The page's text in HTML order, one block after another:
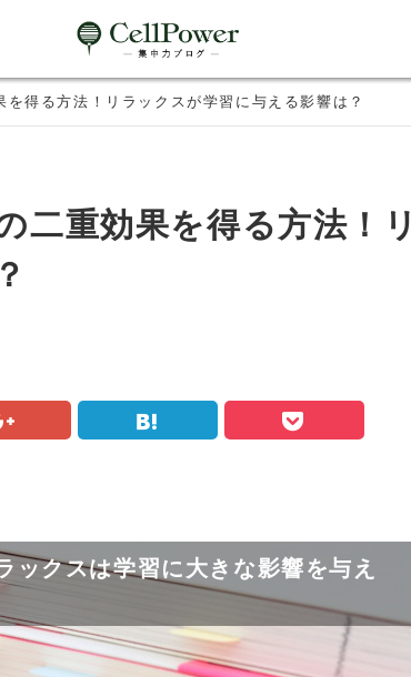
得る方法！リラックスが学習に与える影響は？
二重効果を得る方法！リ
ックスは学習に大きな影響を与え